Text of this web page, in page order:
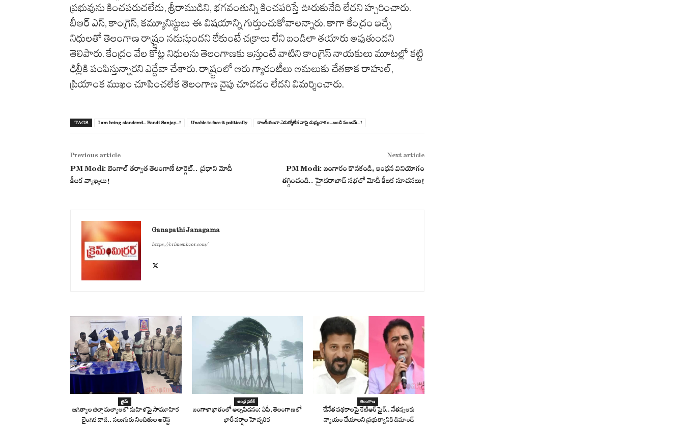
ప్ర‌భువును కించ‌ప‌రుచ‌లేదు, శ్రీ‌రాముడిని, భ‌గ‌వంతున్ని కించ‌ప‌రిస్తే ఊరుకునేది లేద‌ని హ్చ‌రించారు.
బీఆర్ ఎస్‌, కాంగ్రెస్‌, క‌మ్యూనిస్టులు ఈ విష‌యాన్ని గుర్తుంచుకోవాల‌న్నారు. కాగా కేంద్రం ఇచ్చే
నిధుల‌తో తెలంగాణ రాష్ర్టం న‌డుస్తుంద‌ని లేకుంటే చ‌క్రాలు లేని బండిలా త‌యారు అవుతుంద‌ని
తెలిపారు. కేంద్రం వేల కోట్ల నిధుల‌ను తెలంగాణకు ఇస్తుంటే వాటిని కాంగ్రెస్ నాయ‌కులు మూట‌ల్లో క‌ట్టి
ఢిల్లీకి పంపిస్తున్నార‌ని ఎద్దేవా చేశారు. రాష్ర్టంలో ఆరు గ్యారంటీలు అమ‌లుకు చేత‌కాక రాహుల్,
ప్రియాంక ముఖం చూపించ‌లేక తెలంగాణ వైపు చూడ‌డం లేద‌ని విమ‌ర్శించారు.
TAGS I am being slandered... Bandi Sanjay...! Unable to face it politically రాజకీయంగా ఎదుర్కోలేక నాపై దుష్ర్ప‌చారం...బండి సంజ‌య్‌...!
Previous article
PM Modi: బెంగాల్ తర్వాత తెలంగాణే టార్గెట్‌.. ప్రధాని మోదీ
కీలక వ్యాఖ్యలు!
Next article
PM Modi: బంగారం కొనకండి, ఇంధన వినియోగం
తగ్గించండి.. హైదరాబాద్ సభలో మోదీ కీలక సూచనలు!
Ganapathi Janagama
https://crimemirror.com/
క్రైమ్
జగిత్యాల జిల్లా మల్యాలలో మహిళపై సామూహిక
లైంగిక దాడి.. నలుగురు నిందితుల అరెస్ట్
ఆంధ్ర ప్రదేశ్
బంగాళాఖాతంలో అల్పపీడనం: ఏపీ, తెలంగాణలో
భారీ వర్షాల హెచ్చరిక
తెలంగాణ
చేనేత పథకాలపై కేటీఆర్ ఫైర్.. నేతన్నలకు
న్యాయం చేయాలని ప్రభుత్వానికి డిమాండ్